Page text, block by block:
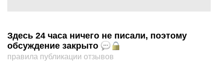
Здесь 24 часа ничего не писали, поэтому
обсуждение закрыто
правила публикации отзывов